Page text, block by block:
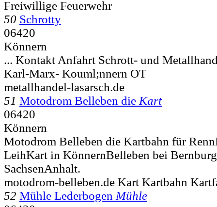
Freiwillige Feuerwehr
50 Schrotty
06420
Könnern
... Kontakt Anfahrt Schrott- und
Karl-Marx- Kouml;nnern OT
metallhandel-lasarsch.de
51 Motodrom Belleben die Kart
06420
Könnern
Motodrom Belleben die Kartbahn für
LeihKart in KönnernBelleben bei
SachsenAnhalt.
motodrom-belleben.de Kart Kartbahn
52 Mühle Lederbogen Mühle